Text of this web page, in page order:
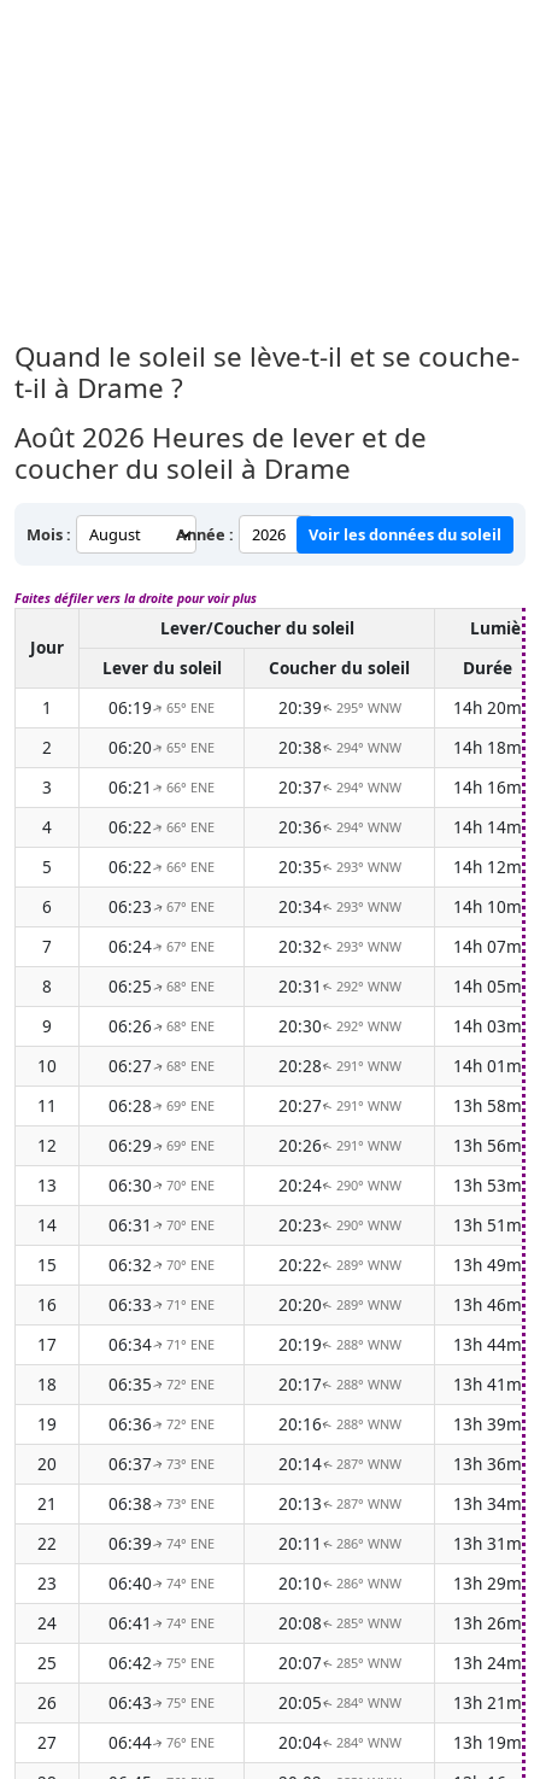
Quand le soleil se lève-t-il et se couche-
t-il à Drame ?
Août 2026 Heures de lever et de
coucher du soleil à Drame
Mois : Année : Voir les données du soleil
Faites défiler vers la droite pour voir plus
Jour
Lever/Coucher du soleil
Lever du soleil
Coucher du soleil
Durée
1
06:19↑65° ENE 20:39↑ 295° WNW
14h 20m
2
06:20↑65° ENE 20:38↑ 294° WNW
14h 18m
3
06:21 ↑66° ENE 20:37↑ 294° WNW
14h 16m
4
06:22↑66° ENE 20:36↑ 294° WNW
14h 14m
5
06:22↑66° ENE 20:35↑ 293° WNW
14h 12m
6
06:23↑67° ENE 20:34↑ 293° WNW
14h 10m
7
06:24↑67° ENE 20:32↑ 293° WNW
14h 07m
8
06:25↑68° ENE 20:31 ↑ 292° WNW
14h 05m
9
06:26↑68° ENE 20:30↑ 292° WNW
14h 03m
10
06:27↑68° ENE 20:28↑ 291° WNW
14h 01m
11
06:28↑69° ENE 20:27↑ 291° WNW
13h 58m
12
06:29↑69° ENE 20:26↑ 291° WNW
13h 56m
13
06:30↑70° ENE 20:24↑ 290° WNW
13h 53m
14
06:31 ↑70° ENE 20:23↑ 290° WNW
13h 51m
15
06:32↑70° ENE 20:22↑ 289° WNW
13h 49m
16
06:33↑71° ENE 20:20↑ 289° WNW
13h 46m
17
06:34↑71° ENE 20:19↑ 288° WNW
13h 44m
18
06:35↑72° ENE 20:17↑ 288° WNW
13h 41m
19
06:36↑72° ENE 20:16↑ 288° WNW
13h 39m
20
06:37↑73° ENE 20:14↑ 287° WNW
13h 36m
21
06:38↑73° ENE 20:13↑ 287° WNW
13h 34m
22
06:39↑ 74° ENE 20:11 ↑ 286° WNW
13h 31m
23
06:40↑ 74° ENE 20:10↑ 286° WNW
13h 29m
24
06:41 ↑ 74° ENE 20:08↑ 285° WNW
13h 26m
25
06:42↑ 75° ENE 20:07↑ 285° WNW
13h 24m
26
06:43↑ 75° ENE 20:05↑ 284° WNW
13h 21m
27
06:44↑ 76° ENE 20:04↑ 284° WNW
13h 19m